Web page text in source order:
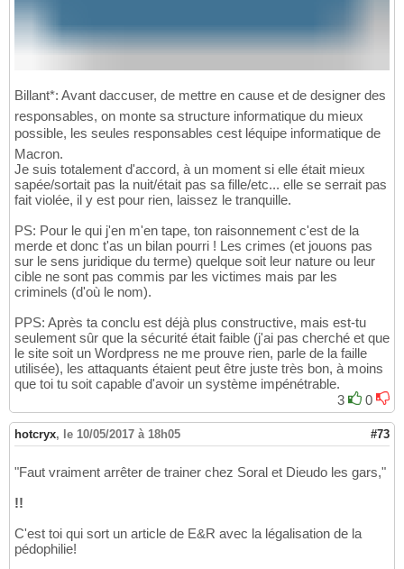
Billant*: Avant daccuser, de mettre en cause et de designer des
responsables, on monte sa structure informatique du mieux
possible, les seules responsables cest léquipe informatique de
Macron.
Je suis totalement d'accord, à un moment si elle était mieux
sapée/sortait pas la nuit/était pas sa fille/etc... elle se serrait pas
fait violée, il y est pour rien, laissez le tranquille.
PS: Pour le qui j'en m'en tape, ton raisonnement c'est de la
merde et donc t'as un bilan pourri ! Les crimes (et jouons pas
sur le sens juridique du terme) quelque soit leur nature ou leur
cible ne sont pas commis par les victimes mais par les
criminels (d'où le nom).
PPS: Après ta conclu est déjà plus constructive, mais est-tu
seulement sûr que la sécurité était faible (j'ai pas cherché et que
le site soit un Wordpress ne me prouve rien, parle de la faille
utilisée), les attaquants étaient peut être juste très bon, à moins
que toi tu soit capable d'avoir un système impénétrable.
3
0
hotcryx, le 10/05/2017 à 18h05 #73
"Faut vraiment arrêter de trainer chez Soral et Dieudo les gars,"
!!
C'est toi qui sort un article de E&R avec la légalisation de la
pédophilie!